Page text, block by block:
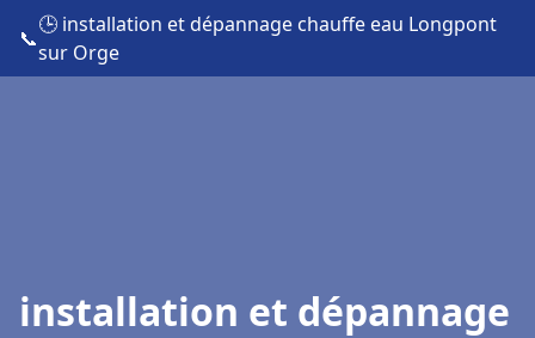
📞
🕒 installation et dépannage chauffe eau Longpont
sur Orge
installation et dépannage